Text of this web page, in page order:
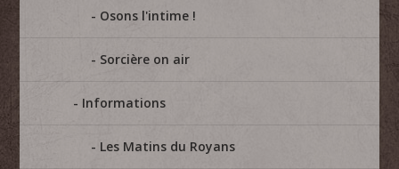
Osons l'intime !
Sorcière on air
Informations
Les Matins du Royans